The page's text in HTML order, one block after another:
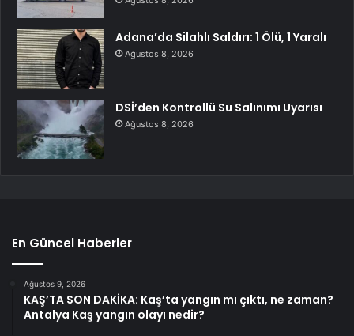
Adana’da Silahlı Saldırı: 1 Ölü, 1 Yaralı
Ağustos 8, 2026
DSİ’den Kontrollü Su Salınımı Uyarısı
Ağustos 8, 2026
En Güncel Haberler
Ağustos 9, 2026
KAŞ’TA SON DAKİKA: Kaş’ta yangın mı çıktı, ne zaman?
Antalya Kaş yangın olayı nedir?